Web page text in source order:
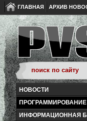
ГЛАВНАЯ АРХИВ
НОВОСТИ
ПРОГРАММИРОВАНИЕ
ИНФОРМАЦИОННАЯ